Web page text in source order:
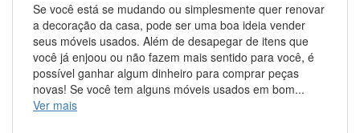
Se você está se mudando ou simplesmente quer renovar
a decoração da casa, pode ser uma boa ideia vender
seus móveis usados. Além de desapegar de itens que
você já enjoou ou não fazem mais sentido para você, é
possível ganhar algum dinheiro para comprar peças
novas! Se você tem alguns móveis usados em bom...
Ver mais